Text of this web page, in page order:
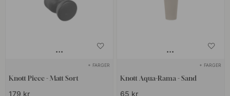
+ FARGER
Knott Piece - Matt Sort
179 kr
+ FARGER
Knott Aqua-Rama - Sand
65 kr